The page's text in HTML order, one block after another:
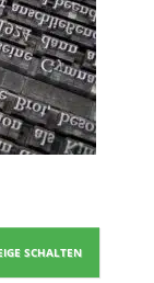
SCHALTEN